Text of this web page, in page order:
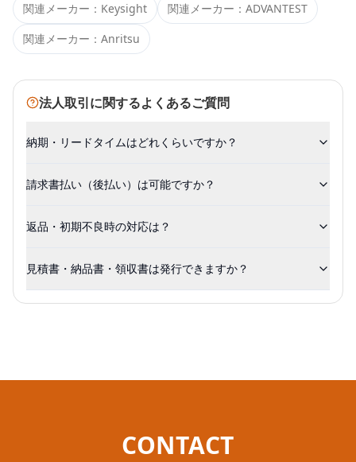
関連メーカー： Keysight 関連メーカー： ADVANTEST
関連メーカー： Anritsu
法人取引に関するよくあるご質問
納期・リードタイムはどれくらいですか？
請求書払い（後払い）は可能ですか？
返品・初期不良時の対応は？
見積書・納品書・領収書は発行できますか？
CONTACT